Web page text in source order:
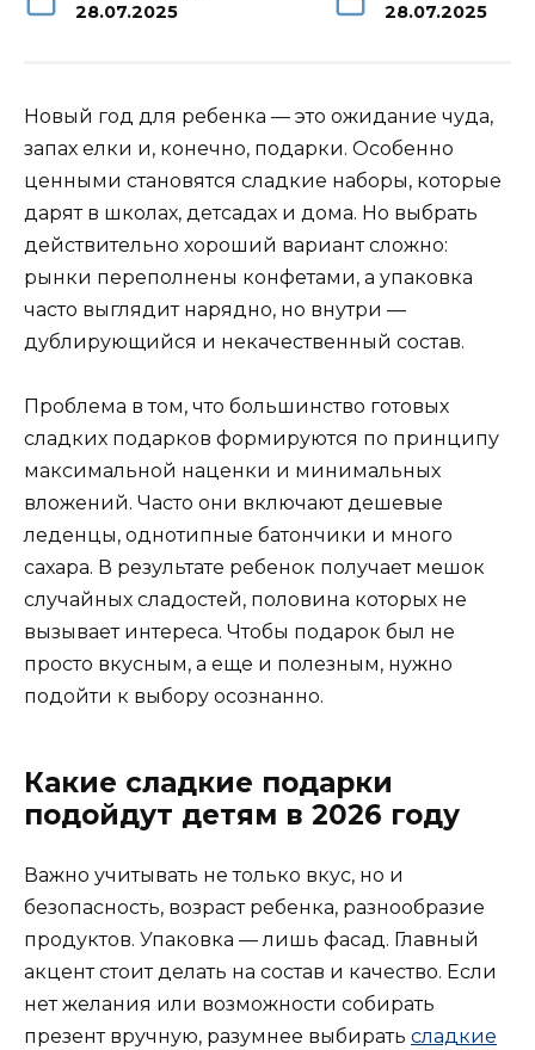
28.07.2025 28.07.2025
Новый год для ребенка — это ожидание чуда,
запах елки и, конечно, подарки. Особенно
ценными становятся сладкие наборы, которые
дарят в школах, детсадах и дома. Но выбрать
действительно хороший вариант сложно:
рынки переполнены конфетами, а упаковка
часто выглядит нарядно, но внутри —
дублирующийся и некачественный состав.
Проблема в том, что большинство готовых
сладких подарков формируются по принципу
максимальной наценки и минимальных
вложений. Часто они включают дешевые
леденцы, однотипные батончики и много
сахара. В результате ребенок получает мешок
случайных сладостей, половина которых не
вызывает интереса. Чтобы подарок был не
просто вкусным, а еще и полезным, нужно
подойти к выбору осознанно.
Какие сладкие подарки
подойдут детям в 2026 году
Важно учитывать не только вкус, но и
безопасность, возраст ребенка, разнообразие
продуктов. Упаковка — лишь фасад. Главный
акцент стоит делать на состав и качество. Если
нет желания или возможности собирать
презент вручную, разумнее выбирать сладкие